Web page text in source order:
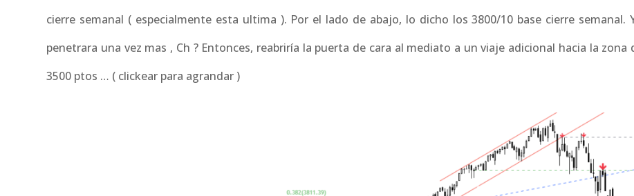
cierre semanal ( especialmente esta ultima ). Por el lado de abajo, lo dicho los 3800/10 base cierre semanal.
penetrara una vez mas , Ch ? Entonces, reabriría la puerta de cara al mediato a un viaje adicional hacia la zona
3500 ptos … ( clickear para agrandar )